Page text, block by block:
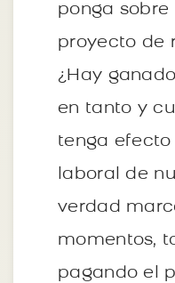
ponga sobre
proyecto de
¿Hay
en tanto y
tenga
laboral de
verdad
momentos,
pagando el